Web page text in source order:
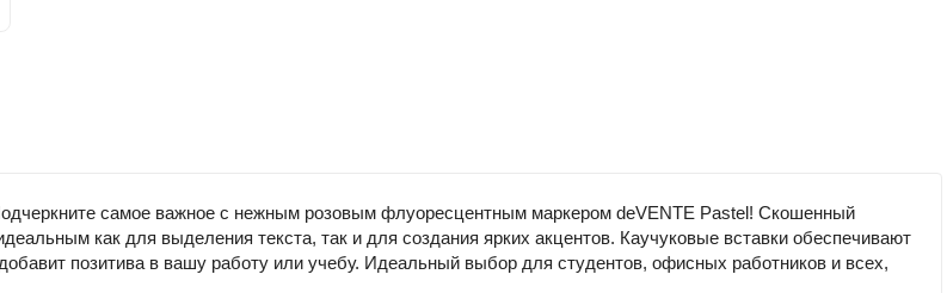
самое важное с нежным розовым флуоресцентным маркером deVENTE Pastel! Скошенный
как для выделения текста, так и для создания ярких акцентов. Каучуковые вставки обеспечивают
позитива в вашу работу или учебу. Идеальный выбор для студентов, офисных работников и всех,